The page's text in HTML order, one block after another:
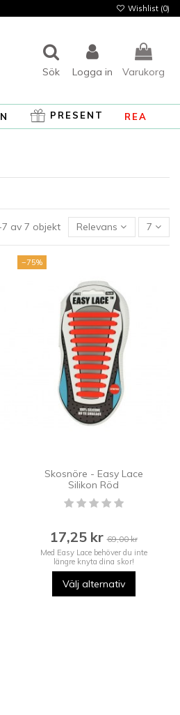
Wishlist (0)
Sök Logga in Varukorg
PRESENT REA
av 7 objekt Relevans 7
−75%
Skosnöre - Easy Lace
Silikon Röd
17,25 kr69,00 kr
Med Easy Lace behöver du inte
längre knyta dina skor!
Välj alternativ